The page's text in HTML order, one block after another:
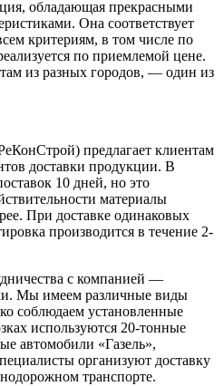
обладающая прекрасными
Она соответствует
критериям, в том числе по
по приемлемой цене.
из разных городов, — один из
предлагает клиентам
доставки продукции. В
10 дней, но это
материалы
При доставке одинаковых
производится в течение 2-
с компанией —
Мы имеем различные виды
соблюдаем установленные
используются 20-тонные
автомобили «Газель»,
организуют доставку
транспорте.